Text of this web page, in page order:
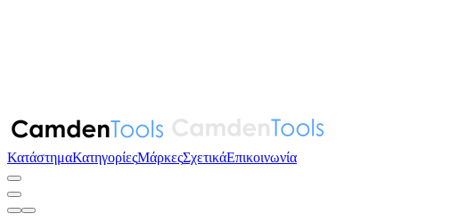
ΚατάστημαΚατηγορίεςΜάρκεςΣχετικάΕπικοινωνία